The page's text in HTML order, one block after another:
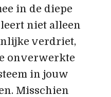
in de diepe
niet alleen
verdriet,
onverwerkte
in jouw
Misschien